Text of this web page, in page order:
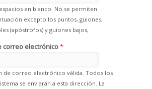
en blanco. No se permiten
excepto los puntos, guiones,
(apóstrofos) y guiones bajos,
correo electrónico*
de correo electrónico válida. Todos los
se enviarán a esta dirección. La